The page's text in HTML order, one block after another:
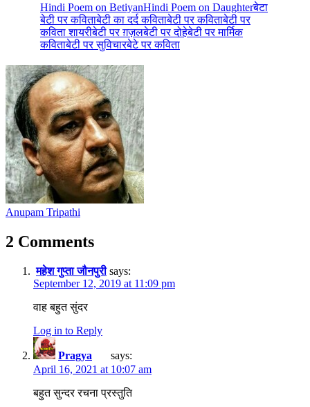
Hindi Poem on BetiyanHindi Poem on Daughterबेटा
बेटी पर कविताबेटी का दर्द कविताबेटी पर कविताबेटी पर
कविता शायरीबेटी पर ग़ज़लबेटी पर दोहेबेटी पर मार्मिक
कविताबेटी पर सुविचारबेटे पर कविता
Anupam Tripathi
2 Comments
महेश गुप्ता जौनपुरी says:
September 12, 2019 at 11:09 pm
वाह बहुत सुंदर
Log in to Reply
Pragya
says:
April 16, 2021 at 10:07 am
बहुत सुन्दर रचना प्रस्तुति